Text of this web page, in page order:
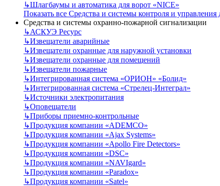
↳Шлагбаумы и автоматика для ворот «NICE»
Показать все Средства и системы контроля и управления
Средства и системы охранно-пожарной сигнализации
↳АСКУЭ Ресурс
↳Извещатели аварийные
↳Извещатели охранные для наружной установки
↳Извещатели охранные для помещений
↳Извещатели пожарные
↳Интегрированная система «ОРИОН» «Болид»
↳Интегрированная система «Стрелец-Интеграл»
↳Источники электропитания
↳Оповещатели
↳Приборы приемно-контрольные
↳Продукция компании «ADEMCO»
↳Продукция компании «Ajax Systems»
↳Продукция компании «Apollo Fire Detectors»
↳Продукция компании «DSC»
↳Продукция компании «NAVIgard»
↳Продукция компании «Paradox»
↳Продукция компании «Satel»